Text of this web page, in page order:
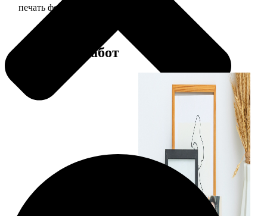
печать фото 20х30
Примеры работ